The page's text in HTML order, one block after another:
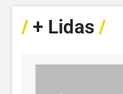
/+ Lidas /